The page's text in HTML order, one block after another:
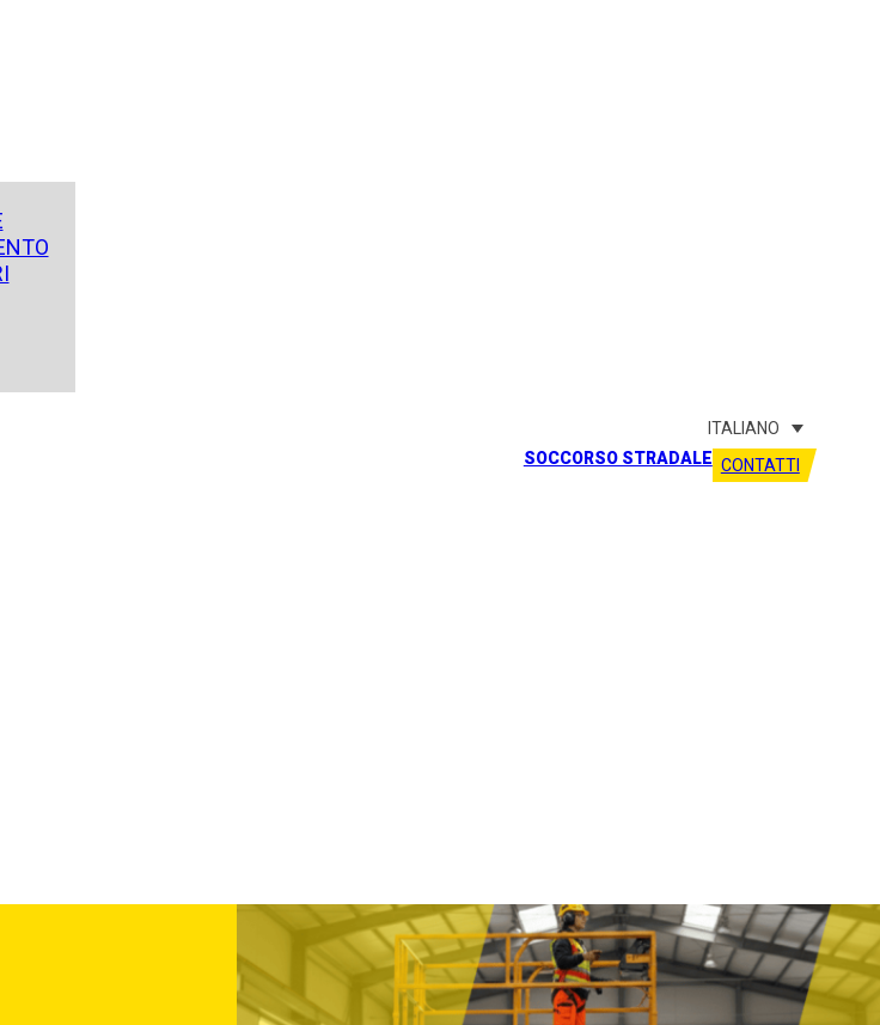
ITALIANO
CONTATTI
SOCCORSO STRADALE